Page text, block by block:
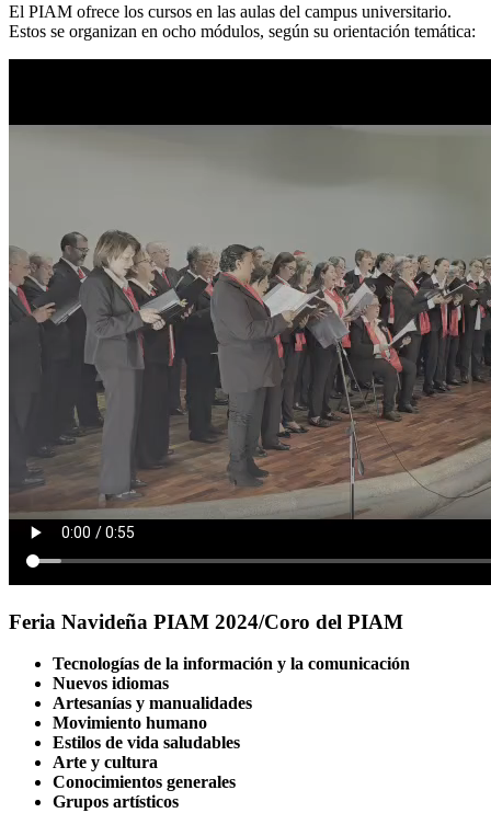
El PIAM ofrece los cursos en las aulas del campus universitario.
Estos se organizan en ocho módulos, según su orientación temática:
Feria Navideña PIAM 2024/Coro del PIAM
Tecnologías de la información y la comunicación
Nuevos idiomas
Artesanías y manualidades
Movimiento humano
Estilos de vida saludables
Arte y cultura
Conocimientos generales
Grupos artísticos